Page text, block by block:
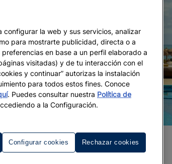
la web y sus servicios, analizar
para mostrarte publicidad, directa o a
en base a un perfil elaborado a
visitadas) y de tu interacción con el
y continuar” autorizas la instalación
para todos estos fines. Conoce
. Puedes consultar nuestra Política de
a la Configuración.
Configurar cookies Rechazar cookies